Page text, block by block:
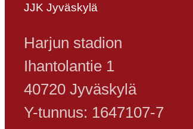
JJK Jyväskylä
Harjun stadion
Ihantolantie 1
40720 Jyväskylä
Y-tunnus: 1647107-7